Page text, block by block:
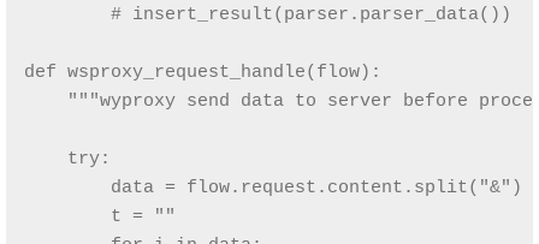
        # insert_result(parser.parser_data())
def wsproxy_request_handle(flow):
"""wyproxy send data to server before
    try:
        data = flow.request.content.split("&")
        t = ""